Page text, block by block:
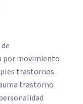
por movimiento
trastornos.
trastorno